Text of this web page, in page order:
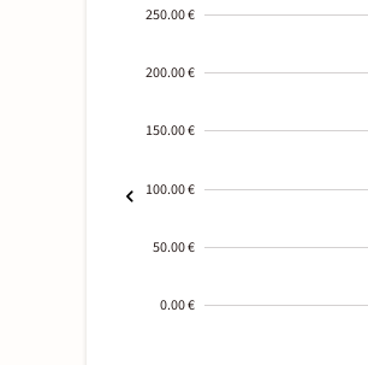
250.00 €
200.00 €
150.00 €
100.00 €
50.00 €
0.00 €